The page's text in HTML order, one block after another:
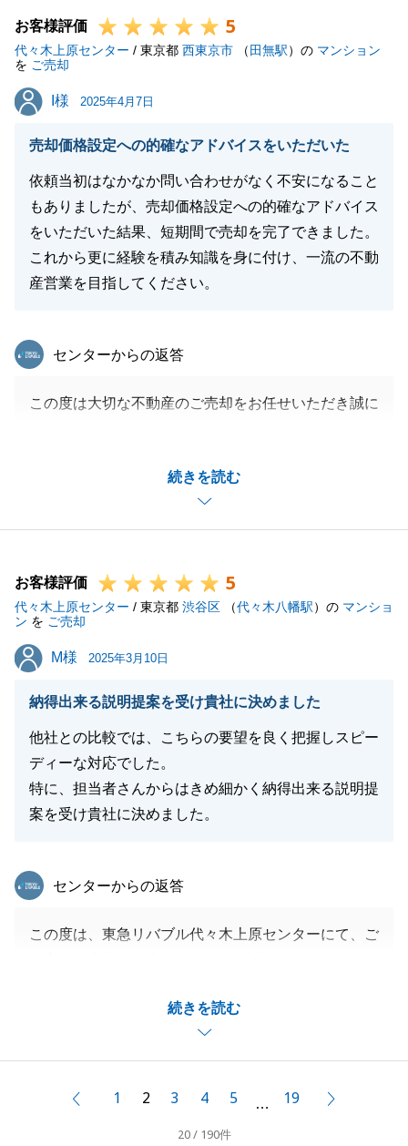
閉じる
お客様評価 5
代々木上原センター / 東京都 西東京市 （ 田無駅）の マンション
を ご売却
I様
I様 2025年4月7日
売却価格設定への的確なアドバイスをいただいた
依頼当初はなかなか問い合わせがなく不安になること
もありましたが、売却価格設定への的確なアドバイス
をいただいた結果、短期間で売却を完了できました。
これから更に経験を積み知識を身に付け、一流の不動
産営業を目指してください。
続きを読む
東急リバブル
センターからの返答
この度は大切な不動産のご売却をお任せいただき誠に
改めまして御礼申し上げます。
いただいたお言葉を忘れずに精進してまいります。
閉じる
お客様評価 5
代々木上原センター / 東京都 渋谷区 （代々木八幡駅）の マンショ
ン を ご売却
M様
M様 2025年3月10日
納得出来る説明提案を受け貴社に決めました
他社との比較では、こちらの要望を良く把握しスピー
ディーな対応でした。
特に、担当者さんからはきめ細かく納得出来る説明提
案を受け貴社に決めました。
続きを読む
東急リバブル
センターからの返答
この度は、東急リバブル代々木上原センターにて、ご
こちらの対応についてご満足して頂けたとの事で、大
今後も変わらず心がけて行動してまいりますので、よ
前へ1 2 3 4 5 … 19
20 / 190件